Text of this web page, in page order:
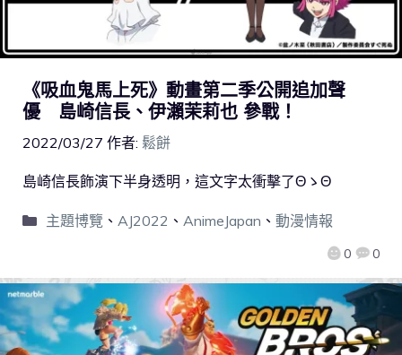
《吸血鬼馬上死》動畫第二季公開追加聲
優 島崎信長、伊瀨茉莉也 參戰！
2022/03/27 作者: 鬆餅
0 0
島崎信長飾演下半身透明，這文字太衝擊了ΘゝΘ
主題博覽 、 AJ2022 、 AnimeJapan 、 動漫情報